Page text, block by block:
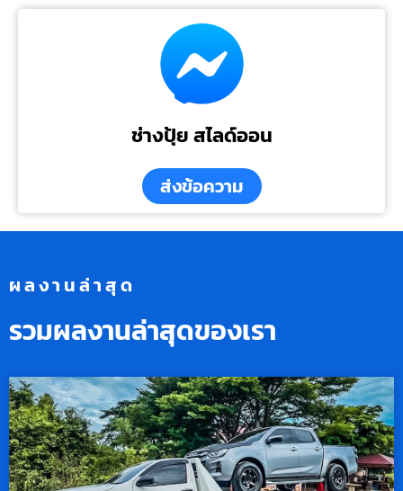
ช่างปุ้ย สไลด์ออน
ส่งข้อความ
ผลงานล่าสุด
รวมผลงานล่าสุดของเรา